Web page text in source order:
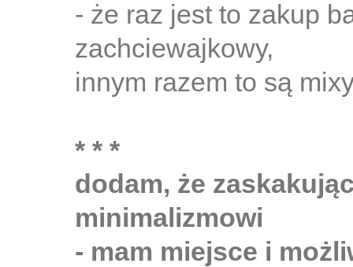
- że raz jest to zakup
zachciewajkowy,
innym razem to są
* * *
dodam, że
minimalizmowi
- mam miejsce i